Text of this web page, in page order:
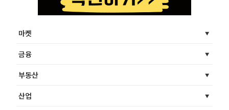
마켓
금융
부동산
산업